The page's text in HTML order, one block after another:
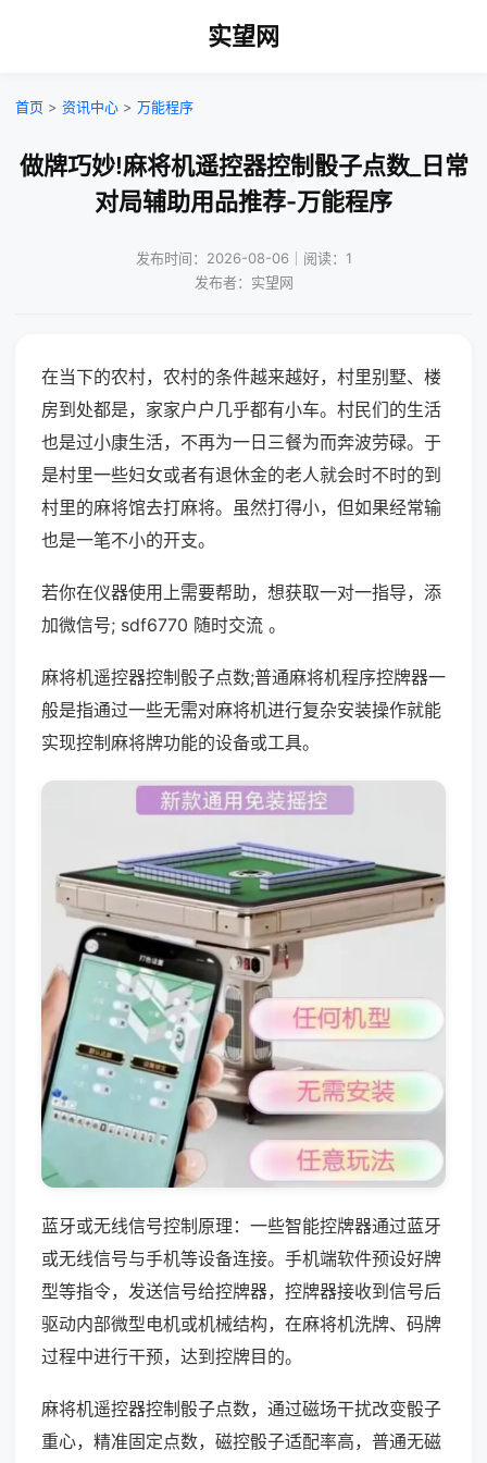
实望网
首页 > 资讯中心 > 万能程序
做牌巧妙!麻将机遥控器控制骰子点数_日常
对局辅助用品推荐-万能程序
发布时间：2026-08-06｜阅读：1
发布者：实望网
在当下的农村，农村的条件越来越好，村里别墅、楼
房到处都是，家家户户几乎都有小车。村民们的生活
也是过小康生活，不再为一日三餐为而奔波劳碌。于
是村里一些妇女或者有退休金的老人就会时不时的到
村里的麻将馆去打麻将。虽然打得小，但如果经常输
也是一笔不小的开支。
若你在仪器使用上需要帮助，想获取一对一指导，添
加微信号; sdf6770 随时交流 。
麻将机遥控器控制骰子点数;普通麻将机程序控牌器一
般是指通过一些无需对麻将机进行复杂安装操作就能
实现控制麻将牌功能的设备或工具。
蓝牙或无线信号控制原理：一些智能控牌器通过蓝牙
或无线信号与手机等设备连接。手机端软件预设好牌
型等指令，发送信号给控牌器，控牌器接收到信号后
驱动内部微型电机或机械结构，在麻将机洗牌、码牌
过程中进行干预，达到控牌目的。
麻将机遥控器控制骰子点数，通过磁场干扰改变骰子
重心，精准固定点数，磁控骰子适配率高，普通无磁